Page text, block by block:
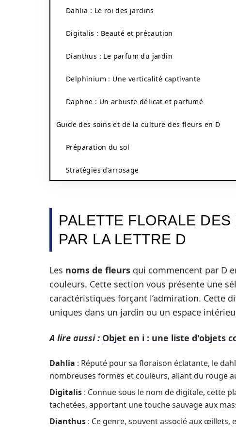
Dahlia : Le roi des jardins
Digitalis : Beauté et précaution
Dianthus : Le parfum du jardin
Delphinium : Une verticalité captivante
Daphne : Un arbuste délicat et parfumé
Guide des soins et de la culture des fleurs en D
Préparation du sol
Stratégies d’arrosage
PALETTE FLORALE
PAR LA LETTRE D
Les noms de fleurs qui commencent par D
couleurs. Cette section vous présente une
caractéristiques forçant l’admiration. Cette
uniques dans un jardin ou un espace
A lire aussi : Objet en i : une liste d'objets
Dahlia : Réputé pour sa floraison éclatante, le
nombreuses formes et couleurs, allant du rouge
Digitalis : Connue sous le nom de digitale, cette
tachetées, apportant une touche sauvage aux
Dianthus : Ce genre, souvent associé aux